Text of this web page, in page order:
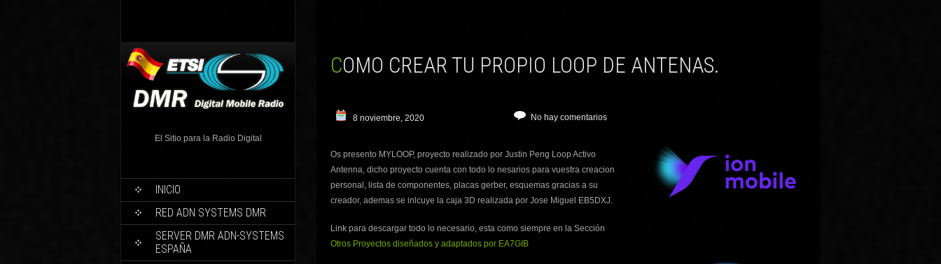
El Sitio para la Radio Digital
INICIO
RED ADN SYSTEMS DMR
SERVER DMR ADN-SYSTEMS
ESPAÑA
COMO CREAR TU PROPIO LOOP DE ANTENAS.
8 noviembre, 2020 No hay comentarios
Os presento MYLOOP, proyecto realizado por Justin Peng Loop Activo
Antenna, dicho proyecto cuenta con todo lo nesarios para vuestra creacion
personal, lista de componentes, placas gerber, esquemas gracias a su
creador, ademas se inlcuye la caja 3D realizada por Jose Miguel EB5DXJ.
Link para descargar todo lo necesario, esta como siempre en la Sección
Otros Proyectos diseñados y adaptados por EA7GIB